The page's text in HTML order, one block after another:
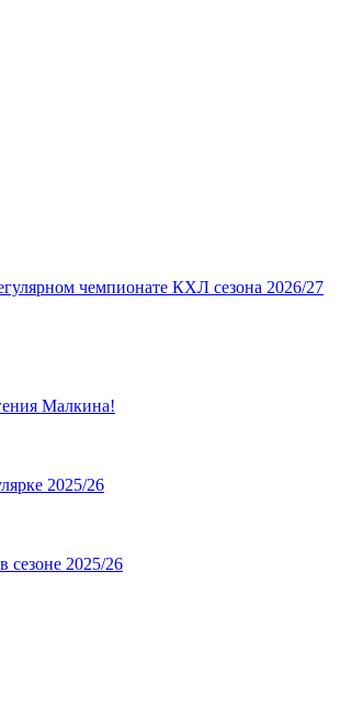
чемпионате КХЛ сезона 2026/27
Малкина!
2025/26
сезоне 2025/26